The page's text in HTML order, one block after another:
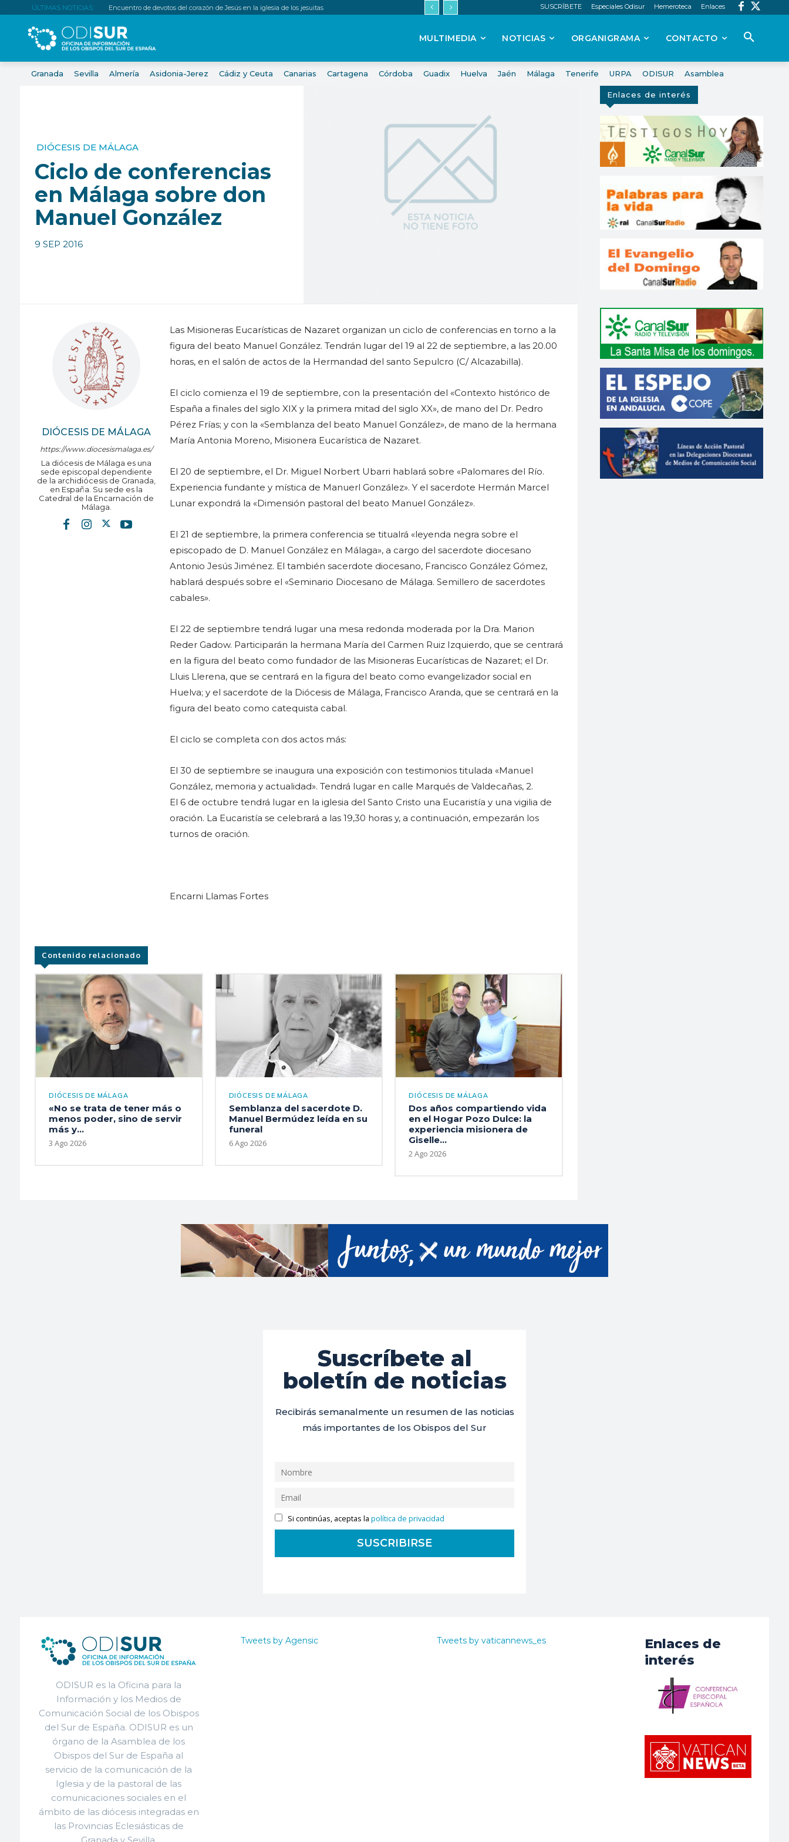
ÚLTIMAS NOTICIAS: Encuentro de devotos del corazón de Jesús en la iglesia de los jesuitas SUSCRÍBETE Especiales Odisur Hemeroteca Enlaces
MULTIMEDIA NOTICIAS ORGANIGRAMA CONTACTO
Granada Sevilla Almería Asidonia-Jerez Cádiz y Ceuta Canarias Cartagena Córdoba Guadix Huelva Jaén Málaga Tenerife URPA ODISUR Asamblea
DIÓCESIS DE MÁLAGA
Ciclo de conferencias
en Málaga sobre don
Manuel González
9 SEP 2016
DIÓCESIS DE MÁLAGA
https://www.diocesismalaga.es/
La diócesis de Málaga es una
sede episcopal dependiente
de la archidiócesis de Granada,
en España. Su sede es la
Catedral de la Encarnación de
Málaga.
Las Misioneras Eucarísticas de Nazaret organizan un ciclo de conferencias en torno a la
figura del beato Manuel González. Tendrán lugar del 19 al 22 de septiembre, a las 20.00
horas, en el salón de actos de la Hermandad del santo Sepulcro (C/ Alcazabilla).
El ciclo comienza el 19 de septiembre, con la presentación del «Contexto histórico de
España a finales del siglo XIX y la primera mitad del siglo XX», de mano del Dr. Pedro
Pérez Frías; y con la «Semblanza del beato Manuel González», de mano de la hermana
María Antonia Moreno, Misionera Eucarística de Nazaret.
El 20 de septiembre, el Dr. Miguel Norbert Ubarri hablará sobre «Palomares del Río.
Experiencia fundante y mística de Manuerl González». Y el sacerdote Hermán Marcel
Lunar expondrá la «Dimensión pastoral del beato Manuel González».
El 21 de septiembre, la primera conferencia se titualrá «leyenda negra sobre el
episcopado de D. Manuel González en Málaga», a cargo del sacerdote diocesano
Antonio Jesús Jiménez. El también sacerdote diocesano, Francisco González Gómez,
hablará después sobre el «Seminario Diocesano de Málaga. Semillero de sacerdotes
cabales».
El 22 de septiembre tendrá lugar una mesa redonda moderada por la Dra. Marion
Reder Gadow. Participarán la hermana María del Carmen Ruiz Izquierdo, que se centrará
en la figura del beato como fundador de las Misioneras Eucarísticas de Nazaret; el Dr.
Lluis Llerena, que se centrará en la figura del beato como evangelizador social en
Huelva; y el sacerdote de la Diócesis de Málaga, Francisco Aranda, que se centrará en la
figura del beato como catequista cabal.
El ciclo se completa con dos actos más:
El 30 de septiembre se inaugura una exposición con testimonios titulada «Manuel
González, memoria y actualidad». Tendrá lugar en calle Marqués de Valdecañas, 2.
El 6 de octubre tendrá lugar en la iglesia del Santo Cristo una Eucaristía y una vigilia de
oración. La Eucaristía se celebrará a las 19,30 horas y, a continuación, empezarán los
turnos de oración.
Encarni Llamas Fortes
Contenido relacionado
DIÓCESIS DE MÁLAGA
«No se trata de tener más o
menos poder, sino de servir
más y...
3 Ago 2026
DIÓCESIS DE MÁLAGA
Semblanza del sacerdote D.
Manuel Bermúdez leída en su
funeral
6 Ago 2026
DIÓCESIS DE MÁLAGA
Dos años compartiendo vida
en el Hogar Pozo Dulce: la
experiencia misionera de
Giselle...
2 Ago 2026
Enlaces de interés
Suscríbete al
boletín de noticias
Recibirás semanalmente un resumen de las noticias
más importantes de los Obispos del Sur
Si continúas, aceptas lapolítica de privacidad
ODISUR es la Oficina para la
Información y los Medios de
Comunicación Social de los Obispos
del Sur de España. ODISUR es un
órgano de la Asamblea de los
Obispos del Sur de España al
servicio de la comunicación de la
Iglesia y de la pastoral de las
comunicaciones sociales en el
ámbito de las diócesis integradas en
las Provincias Eclesiásticas de
Tweets by Agensic Tweets by vaticannews_es
Enlaces de
interés